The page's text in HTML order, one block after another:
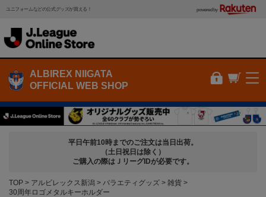
ユニフォームなどの公式グッズが買える！ powered by
ALBIREX NIIGATA
OFFICIAL WEB SHOP
平日午前10時までのご注文は当日出荷。
（土日祝日は除く）
ご購入の際はＪリーグIDが必要です。
TOP アルビレックス新潟 バラエティグッズ
雑貨
30周年ロゴメタルキーホルダー